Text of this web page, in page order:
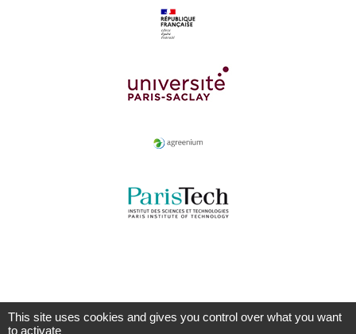
This site uses cookies and gives you control over what you want
to activate